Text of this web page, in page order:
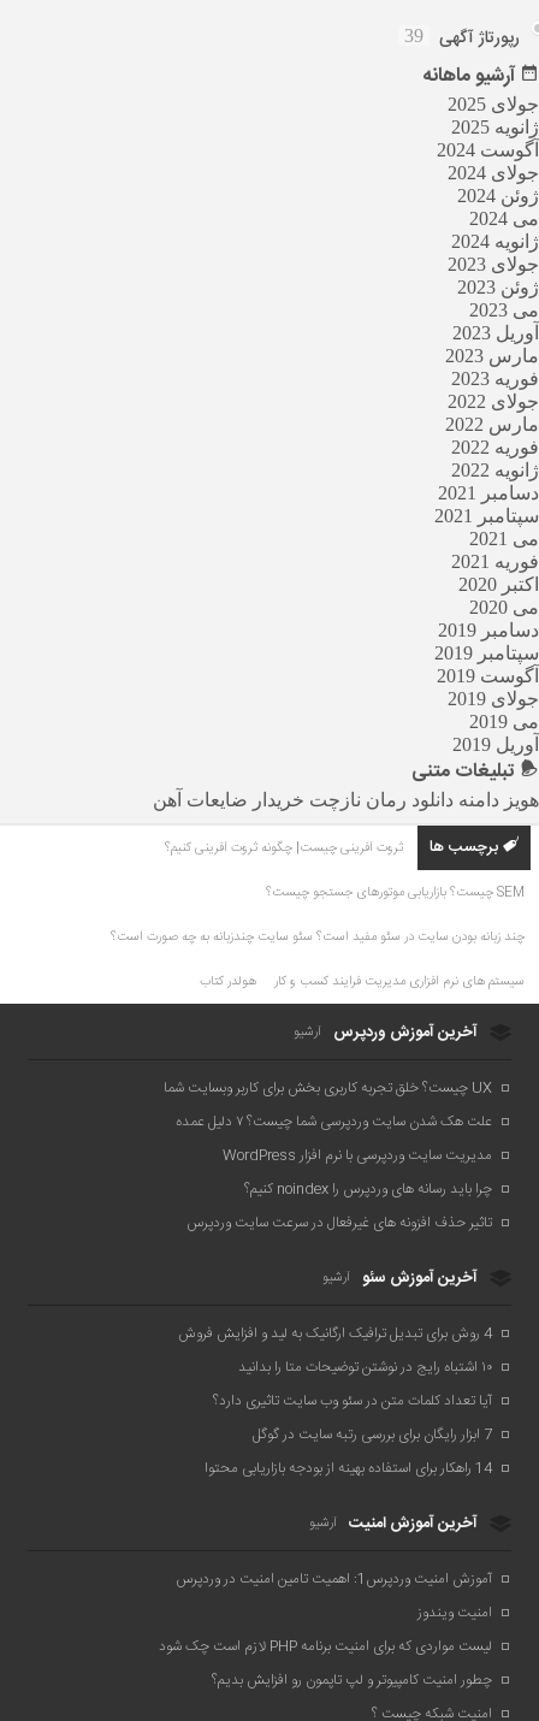
رپورتاژ آگهی 39
آرشیوماهانه
جولای 2025
ژانویه 2025
آگوست 2024
جولای 2024
ژوئن 2024
می 2024
ژانویه 2024
جولای 2023
ژوئن 2023
می 2023
آوریل 2023
مارس 2023
فوریه 2023
جولای 2022
مارس 2022
فوریه 2022
ژانویه 2022
دسامبر 2021
سپتامبر 2021
می 2021
فوریه 2021
اکتبر 2020
می 2020
دسامبر 2019
سپتامبر 2019
آگوست 2019
جولای 2019
می 2019
آوریل 2019
تبلیغاتمتنی
هویز دامنه دانلود رمان نازچت خریدار ضایعات آهن
برچسب ها ثروت آفرینی چیست| چگونه ثروت آفرینی کنیم؟
SEM چیست؟ بازاریابی موتورهای جستجو چیست؟
چند زبانه بودن سایت در سئو مفید است؟ سئو سایت چندزبانه به چه صورت است؟
سیستم های نرم افزاری مدیریت فرایند کسب و کار هولدر کتاب
آخرین آموزش وردپرس آرشیو
UX چیست؟ خلق تجربه کاربری بخش برای کاربر وبسایت شما
علت هک شدن سایت وردپرسی شما چیست؟ ۷ دلیل عمده
مدیریت سایت وردپرسی با نرم افزار WordPress
چرا باید رسانه های وردپرس را noindex کنیم؟
تاثیر حذف افزونه های غیرفعال در سرعت سایت وردپرس
آخرین آموزش سئو آرشیو
4 روش برای تبدیل ترافیک ارگانیک به لید و افزایش فروش
۱۰ اشتباه رایج در نوشتن توضیحات متا را بدانید
آیا تعداد کلمات متن در سئو وب سایت تاثیری دارد؟
7 ابزار رایگان برای بررسی رتبه سایت در گوگل
14 راهکار برای استفاده بهینه از بودجه بازاریابی محتوا
آخرین آموزش امنیت آرشیو
آموزش امنیت وردپرس1: اهمیت تامین امنیت در وردپرس
امنیت ویندوز
لیست مواردی که برای امنیت برنامه PHP لازم است چک شود
چطور امنیت کامپیوتر و لپ تاپمون رو افزایش بدیم؟
امنیت شبکه چیست ؟